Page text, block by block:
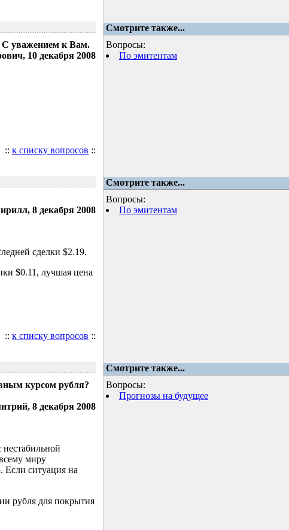
Смотрите также...
уважением к Вам.
10 декабря 2008
:: к списку вопросов ::
Вопросы:
По эмитентам
Смотрите также...
8 декабря 2008
сделки $2.19.
$0.11, лучшая цена
:: к списку вопросов ::
Вопросы:
По эмитентам
Смотрите также...
курсом рубля?
8 декабря 2008
миру
Если ситуация на
рубля для покрытия
Вопросы:
Прогнозы на будущее